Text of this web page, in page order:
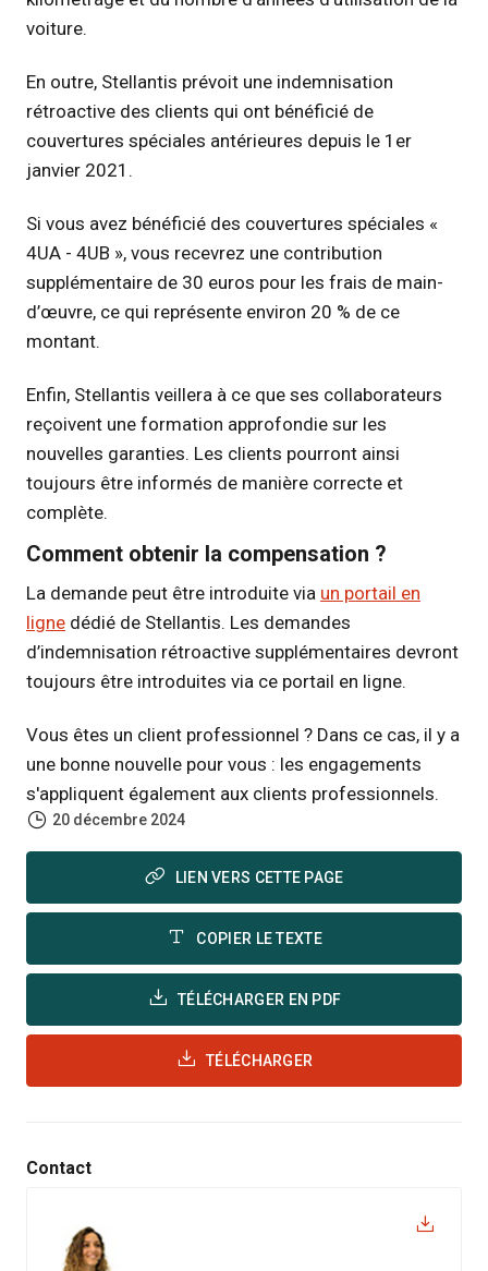
voiture.
En outre, Stellantis prévoit une indemnisation
rétroactive des clients qui ont bénéficié de
couvertures spéciales antérieures depuis le 1er
janvier 2021.
Si vous avez bénéficié des couvertures spéciales «
4UA - 4UB », vous recevrez une contribution
supplémentaire de 30 euros pour les frais de main-
d’œuvre, ce qui représente environ 20 % de ce
montant.
Enfin, Stellantis veillera à ce que ses collaborateurs
reçoivent une formation approfondie sur les
nouvelles garanties. Les clients pourront ainsi
toujours être informés de manière correcte et
complète.
Comment obtenir la compensation ?
La demande peut être introduite via un portail en
ligne dédié de Stellantis. Les demandes
d’indemnisation rétroactive supplémentaires devront
toujours être introduites via ce portail en ligne.
Vous êtes un client professionnel ? Dans ce cas, il y a
une bonne nouvelle pour vous : les engagements
s'appliquent également aux clients professionnels.
20 décembre 2024
LIEN VERS CETTE PAGE
COPIER LE TEXTE
TÉLÉCHARGER EN PDF
TÉLÉCHARGER
Contact